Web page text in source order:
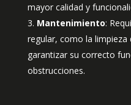
mayor calidad y
Mantenimiento:
regular, como la
garantizar su correcto
obstrucciones.